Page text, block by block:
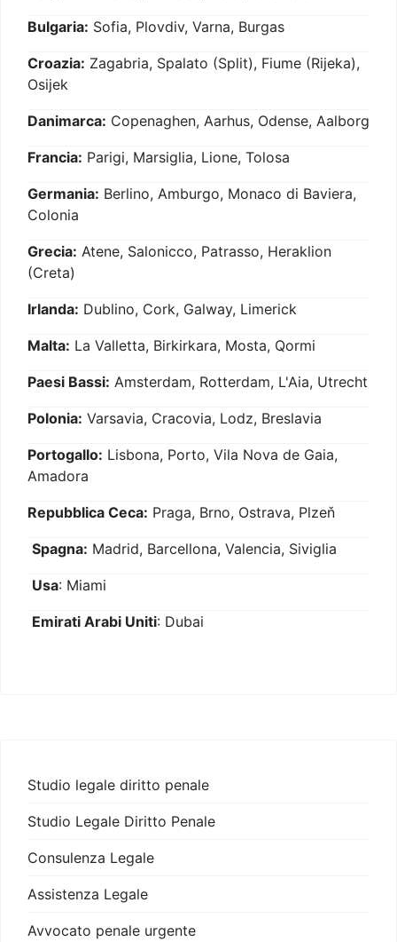
Bulgaria: Sofia, Plovdiv, Varna, Burgas
Croazia: Zagabria, Spalato (Split), Fiume (Rijeka),
Osijek
Danimarca: Copenaghen, Aarhus, Odense, Aalborg
Francia: Parigi, Marsiglia, Lione, Tolosa
Germania: Berlino, Amburgo, Monaco di Baviera,
Colonia
Grecia: Atene, Salonicco, Patrasso, Heraklion
(Creta)
Irlanda: Dublino, Cork, Galway, Limerick
Malta: La Valletta, Birkirkara, Mosta, Qormi
Paesi Bassi: Amsterdam, Rotterdam, L'Aia, Utrecht
Polonia: Varsavia, Cracovia, Lodz, Breslavia
Portogallo: Lisbona, Porto, Vila Nova de Gaia,
Amadora
Repubblica Ceca: Praga, Brno, Ostrava, Plzeň
Spagna: Madrid, Barcellona, Valencia, Siviglia
Usa: Miami
Emirati Arabi Uniti: Dubai
Studio legale diritto penale
Studio Legale Diritto Penale
Consulenza Legale
Assistenza Legale
Avvocato penale urgente